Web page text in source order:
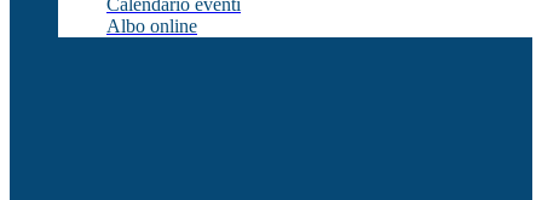
Calendario eventi
Albo online